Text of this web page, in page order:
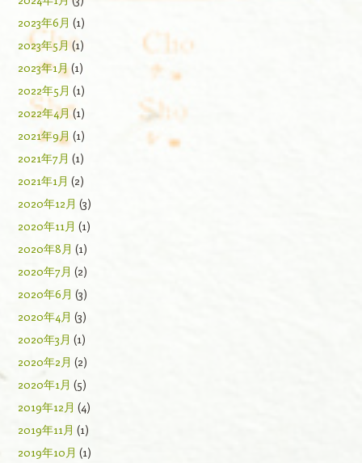
2023年6月 (1)
2023年5月 (1)
2023年1月(1)
2022年5月 (1)
2022年4月(1)
2021年9月 (1)
2021年7月 (1)
2021年1月 (2)
2020年12月 (3)
2020年11月 (1)
2020年8月 (1)
2020年7月 (2)
2020年6月 (3)
2020年4月 (3)
2020年3月 (1)
2020年2月 (2)
2020年1月 (5)
2019年12月 (4)
2019年11月 (1)
2019年10月 (1)